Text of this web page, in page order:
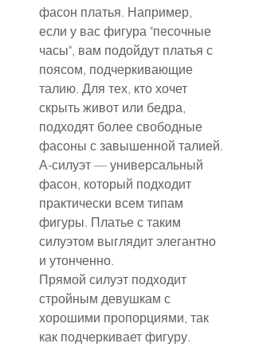
фасон платья. Например,
если у вас фигура "песочные
часы", вам подойдут платья с
поясом, подчеркивающие
талию. Для тех, кто хочет
скрыть живот или бедра,
подходят более свободные
фасоны с завышенной талией.
А-силуэт — универсальный
фасон, который подходит
практически всем типам
фигуры. Платье с таким
силуэтом выглядит элегантно
и утонченно.
Прямой силуэт подходит
стройным девушкам с
хорошими пропорциями, так
как подчеркивает фигуру.